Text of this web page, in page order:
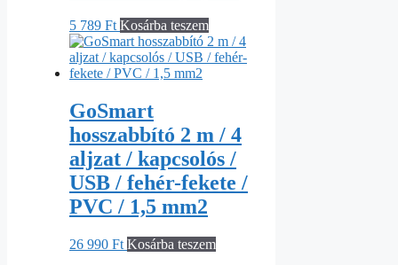
5 789 Ft Kosárba teszem
GoSmart
hosszabbító 2 m / 4
aljzat / kapcsolós /
USB / fehér-fekete /
PVC / 1,5 mm2
26 990 Ft Kosárba teszem